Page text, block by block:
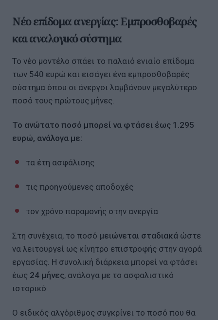
Νέο επίδομα ανεργίας: Εμπροσθοβαρές
και αναλογικό σύστημα
Το νέο μοντέλο σπάει το παλαιό ενιαίο επίδομα
των 540 ευρώ και εισάγει ένα εμπροσθοβαρές
σύστημα όπου οι άνεργοι λαμβάνουν μεγαλύτερο
ποσό τους πρώτους μήνες.
Το ανώτατο ποσό μπορεί να φτάσει έως 1.295
ευρώ, ανάλογα με:
τα έτη ασφάλισης
τις προηγούμενες αποδοχές
τον χρόνο παραμονής στην ανεργία
Στη συνέχεια, το ποσό μειώνεται σταδιακά ώστε
να λειτουργεί ως κίνητρο επιστροφής στην αγορά
εργασίας. Η συνολική διάρκεια μπορεί να φτάσει
έως 24 μήνες, ανάλογα με το ασφαλιστικό
ιστορικό.
Ο ειδικός αλγόριθμος συγκρίνει το ποσό που θα